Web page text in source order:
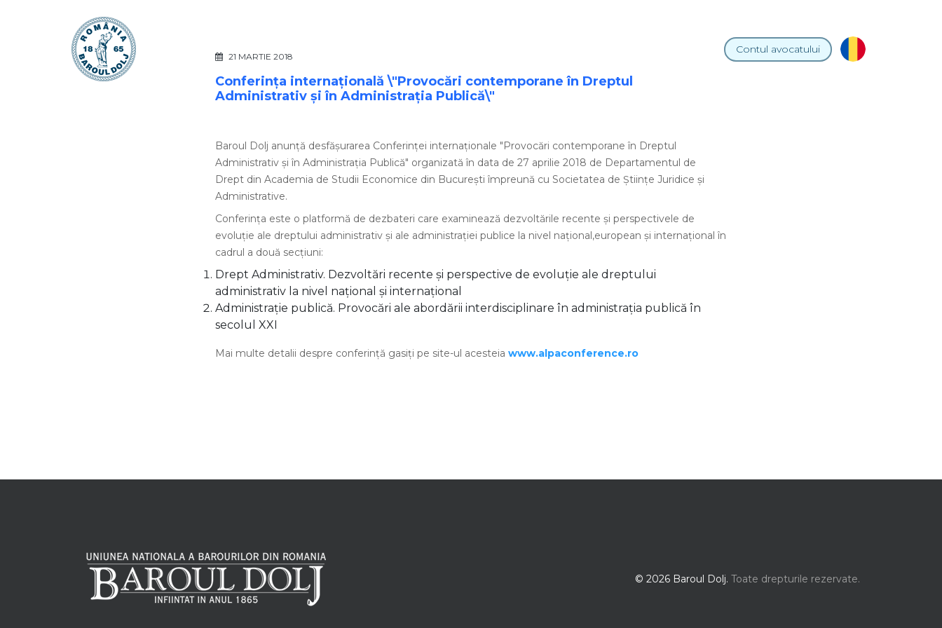
Contul avocatului
21 MARTIE 2018
Conferința internațională \"Provocări contemporane în Dreptul
Administrativ și în Administrația Publică\"
Baroul Dolj anunță desfășurarea Conferinței internaționale "Provocări contemporane în Dreptul
Administrativ și în Administrația Publică" organizată în data de 27 aprilie 2018 de Departamentul de
Drept din Academia de Studii Economice din București împreună cu Societatea de Științe Juridice și
Administrative.
Conferința este o platformă de dezbateri care examinează dezvoltările recente și perspectivele de
evoluție ale dreptului administrativ și ale administrației publice la nivel național,european și internațional în
cadrul a două secțiuni:
Drept Administrativ. Dezvoltări recente și perspective de evoluție ale dreptului
administrativ la nivel național și internațional
Administrație publică. Provocări ale abordării interdisciplinare în administrația publică în
secolul XXI
Mai multe detalii despre conferință gasiți pe site-ul acesteia www.alpaconference.ro
© 2026 Baroul Dolj. Toate drepturile rezervate.